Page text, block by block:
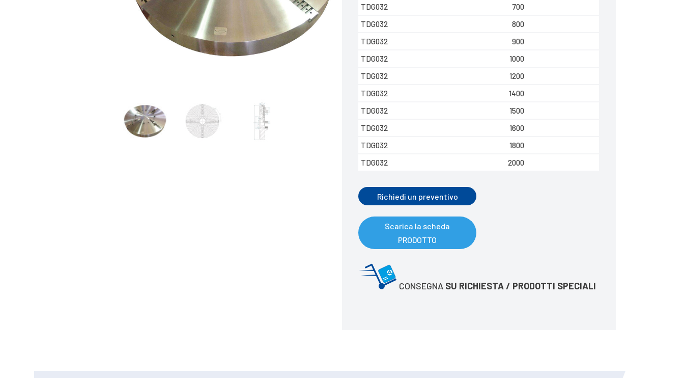
TDG032
700
TDG032
800
TDG032
900
TDG032
1000
TDG032
1200
TDG032
1400
TDG032
1500
TDG032
1600
TDG032
1800
TDG032
2000
Richiedi un preventivo
Scarica la scheda
PRODOTTO
CONSEGNA SU RICHIESTA / PRODOTTI SPECIALI